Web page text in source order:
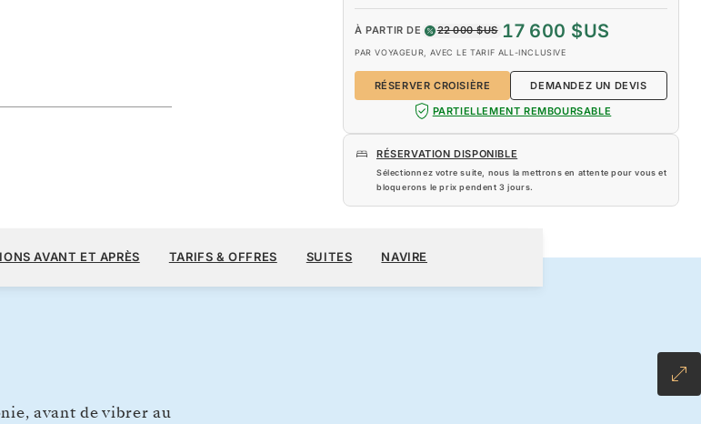
À PARTIR DE 22 000 $US 17 600 $US
PAR VOYAGEUR, AVEC LE TARIF ALL-INCLUSIVE
RÉSERVER CROISIÈRE
DEMANDEZ UN DEVIS
PARTIELLEMENT REMBOURSABLE
RÉSERVATION DISPONIBLE
Sélectionnez votre suite, nous la mettrons en attente pour vous et
bloquerons le prix pendent3 jours.
PAR VOYAGEUR, AVEC LE TARIF ALL-INCLUSIVE
RÉSERVER CROISIÈRE
AVANT ET APRÈS TARIFS & OFFRES SUITES NAVIRE
avant de vibrer au